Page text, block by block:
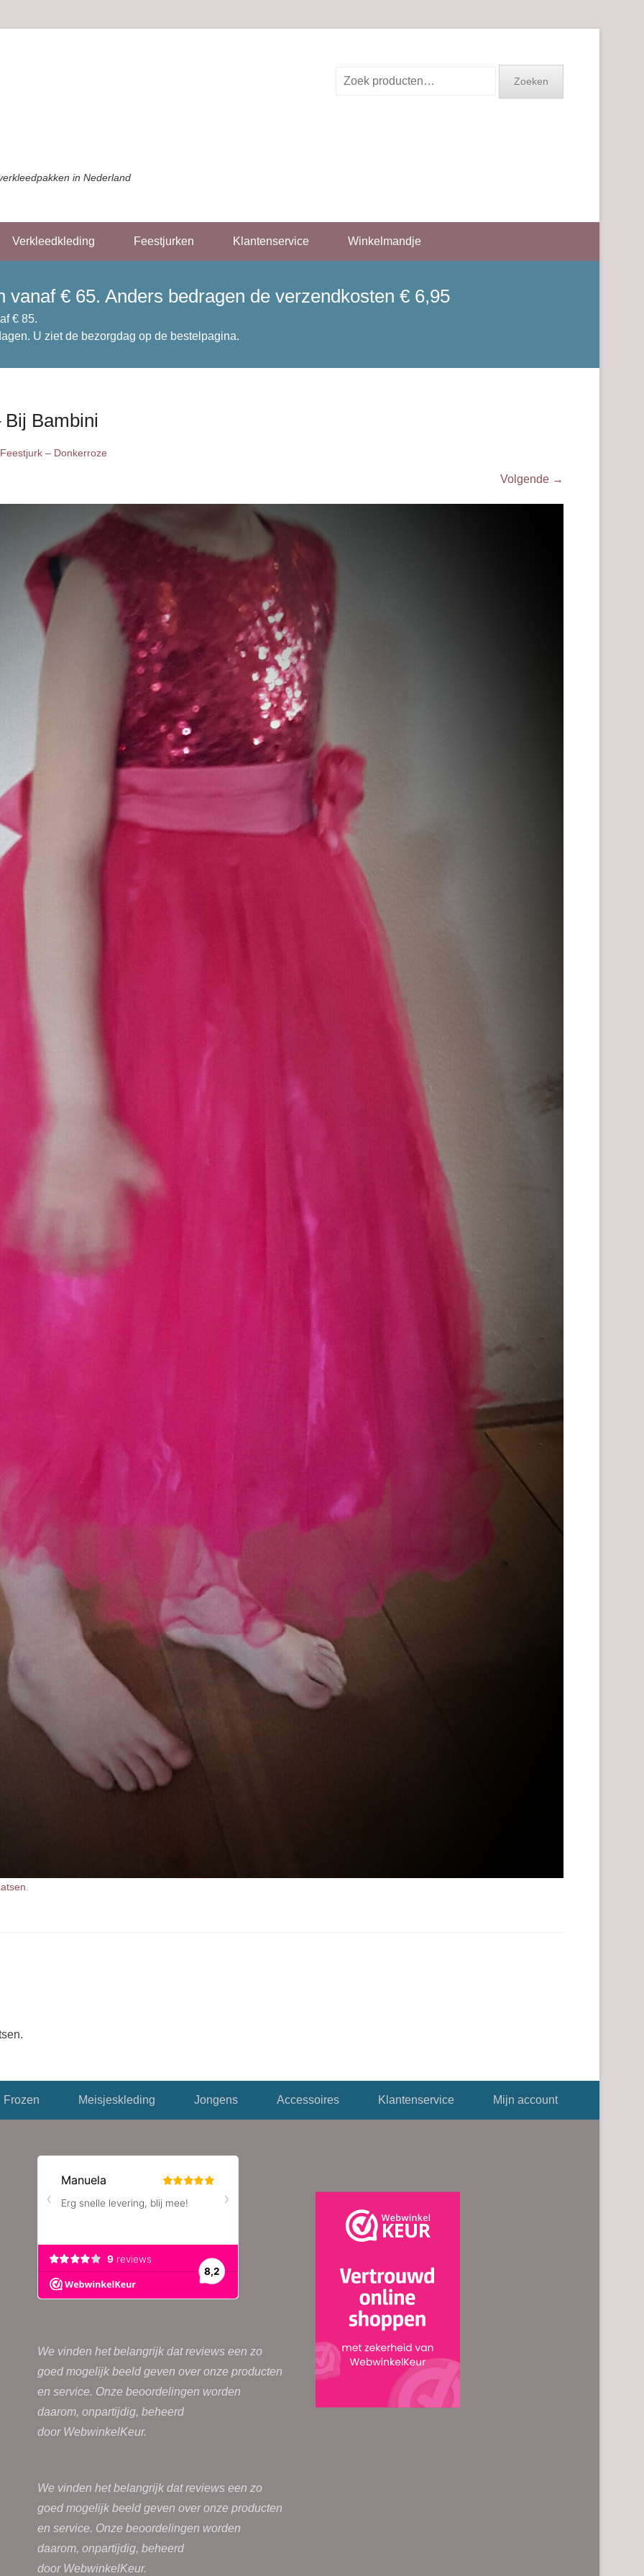
Zoeken
Zoeken
in Nederland
Verkleedkleding Feestjurken Klantenservice Winkelmandje
€ 65. Anders bedragen de verzendkosten € 6,95
€ 85.
U ziet de bezorgdag op de bestelpagina.
Bambini
Feestjurk – Donkerroze
Volgende →
Frozen Meisjeskleding Jongens Accessoires Klantenservice Mijn account
We vinden het belangrijk dat reviews een zo
goed mogelijk beeld geven over onze producten
en service. Onze beoordelingen worden
daarom, onpartijdig, beheerd
door WebwinkelKeur.
We vinden het belangrijk dat reviews een zo
goed mogelijk beeld geven over onze producten
en service. Onze beoordelingen worden
daarom, onpartijdig, beheerd
door WebwinkelKeur.